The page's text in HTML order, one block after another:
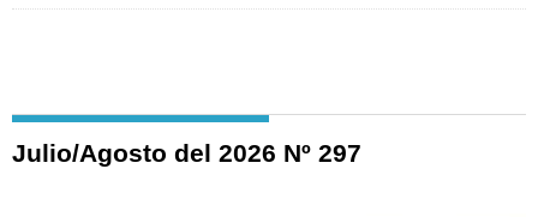
Julio/Agosto del 2026 Nº 297